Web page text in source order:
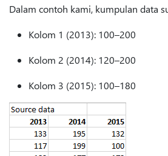
Dalam contoh kami, kumpulan data
Kolom 1 (2013): 100–200
Kolom 2 (2014): 120–200
Kolom 3 (2015): 100–180